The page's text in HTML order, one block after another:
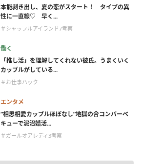
本能剥き出し、夏の恋がスタート！ タイプの異
性に一直線♡ 早く...
＃シャッフルアイランド7考察
働く
「推し活」を理解してくれない彼氏。うまくいく
カップルがしている...
＃お仕事ハック
エンタメ
“相思相愛カップルほぼなし”地獄の合コンバーベ
キューで泥沼婚活...
＃ガールオアレディ3考察